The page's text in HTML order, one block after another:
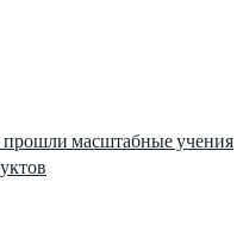
прошли масштабные учения